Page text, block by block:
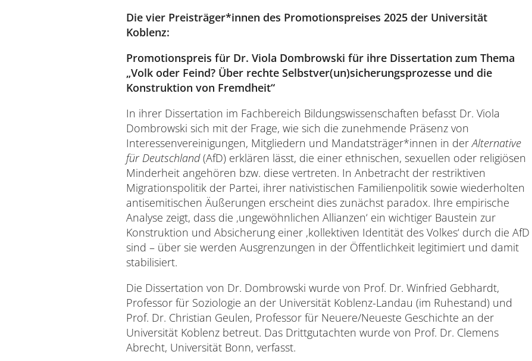
Die vier Preisträger*innen des Promotionspreises 2025 der Universität
Koblenz:
Promotionspreis für Dr. Viola Dombrowski für ihre Dissertation zum Thema
„Volk oder Feind? Über rechte Selbstver(un)sicherungsprozesse und die
Konstruktion von Fremdheit“
In ihrer Dissertation im Fachbereich Bildungswissenschaften befasst Dr. Viola
Dombrowski sich mit der Frage, wie sich die zunehmende Präsenz von
Interessenvereinigungen, Mitgliedern und Mandatsträger*innen in derAlternative
für Deutschland(AfD) erklären lässt, die einer ethnischen, sexuellen oder religiösen
Minderheit angehören bzw. diese vertreten. In Anbetracht der restriktiven
Migrationspolitik der Partei, ihrer nativistischen Familienpolitik sowie wiederholten
antisemitischen Äußerungen erscheint dies zunächst paradox. Ihre empirische
Analyse zeigt, dass die ‚ungewöhnlichen Allianzen‘ ein wichtiger Baustein zur
Konstruktion und Absicherung einer ‚kollektiven Identität des Volkes‘ durch die AfD
sind – über sie werden Ausgrenzungen in der Öffentlichkeit legitimiert und damit
stabilisiert.
Die Dissertation von Dr. Dombrowski wurde von Prof. Dr. Winfried Gebhardt,
Professor für Soziologie an der Universität Koblenz-Landau (im Ruhestand) und
Prof. Dr. Christian Geulen, Professor für Neuere/Neueste Geschichte an der
Universität Koblenz betreut. Das Drittgutachten wurde von Prof. Dr. Clemens
Abrecht, Universität Bonn, verfasst.